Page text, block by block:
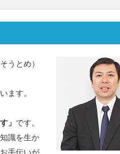
うとめ）
ます。
」 です。
識を生か
手伝いが